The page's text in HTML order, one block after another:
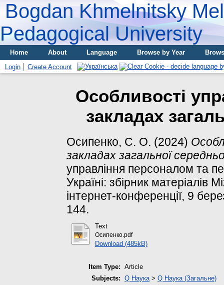
Bogdan Khmelnitsky
Pedagogical University
Home About Language Browse by Year
Login
Create Account
Особливості
закладах
Осипенко, С. О. (2024)
закладах загальної
управління персоналом та
Україні: збірник матеріалів
інтернет-конференції, 9
144.
Text
Осипенко.pdf
Download (485kB)
Item Type: Article
Subjects: Q Наука > Q Наука (Загальне)